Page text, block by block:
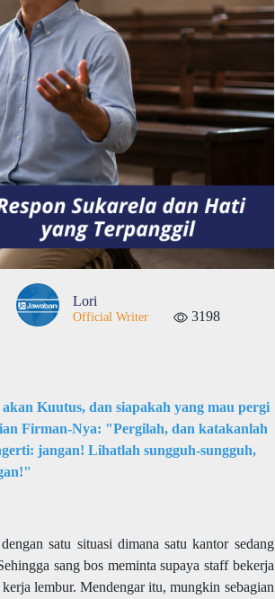
Lori
Official Writer 3198
Kuutus, dan siapakah yang mau pergi
Firman-Nya: "Pergilah, dan katakanlah
jangan! Lihatlah sungguh-sungguh,
satu situasi dimana satu kantor sedang
sang bos meminta supaya staff bekerja
lembur. Mendengar itu, mungkin sebagian